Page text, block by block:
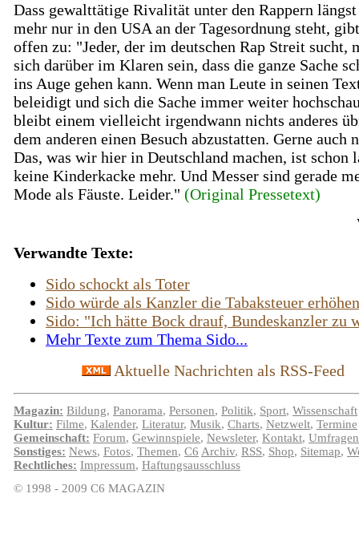
Dass gewalttätige Rivalität unter den Rappern
mehr nur in den USA an der Tagesordnung steht,
offen zu: "Jeder, der im deutschen Rap Streit sucht,
sich darüber im Klaren sein, dass die ganze Sache
ins Auge gehen kann. Wenn man Leute in seinen
beleidigt und sich die Sache immer weiter
bleibt einem vielleicht irgendwann nichts anderes
dem anderen einen Besuch abzustatten. Gerne auch
Das, was wir hier in Deutschland machen, ist schon
keine Kinderkacke mehr. Und Messer sind gerade
Mode als Fäuste. Leider." (Original Pressetext)
Verwandte Texte:
Sido schockt als Toter
Sido würde als Kanzler die Tabaksteuer erhöhen
Sido: "Ich hätte Bock drauf, Bundeskanzler zu
Mehr Texte zum Thema Sido...
Aktuelle Nachrichten als RSS-Feed
Magazin: Bildung, Panorama, Personen, Politik, Sport, Wissenschaft
Kultur: Filme, Kalender, Literatur, Musik, Charts, Netzwelt, Termine
Gemeinschaft: Forum, Gewinnspiele, Newsleter, Kontakt, Umfragen
Sonstiges: News, Fotos, Themen, C6 Archiv, RSS, Shop, Sitemap,
Rechtliches: Impressum, Haftungsausschluss
© 1998 - 2009 C6 MAGAZIN